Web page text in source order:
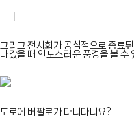
그리고 전시회가 공식적으로 종료
나갔을 때 인도스러운 풍경을 볼 수
도로에 버팔로가 다니다니요?!